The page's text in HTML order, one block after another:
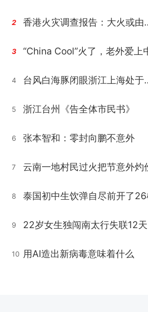
2 香港火灾
3
4 台风白海豚
5 浙江台州《告全体市民书》
6 张本智和：零封向鹏不意外
7
8 泰国初中生饮弹自尽前开了
9 22岁女生独闯南太行失联12天
10 用AI造出新病毒意味着什么